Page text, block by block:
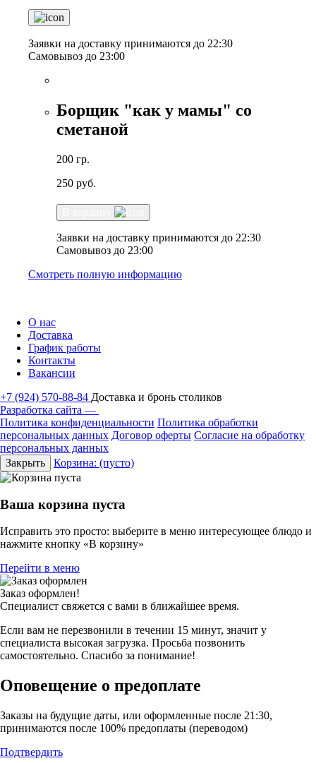
Заявки на доставку принимаются до 22:30
Самовывоз до 23:00
Борщик "как у мамы" со
сметаной
200 гр.
250 руб.
Заявки на доставку принимаются до 22:30
Самовывоз до 23:00
Смотреть полную информацию
О нас
Доставка
График работы
Контакты
Вакансии
+7 (924) 570-88-84 Доставка и бронь столиков
Разработка сайта —
Политика конфиденциальности Политика обработки
персональных данных Договор оферты Согласие на обработку
персональных данных
Закрыть
Корзина: (пусто)
Ваша корзина пуста
Исправить это просто: выберите в меню интересующее блюдо и
нажмите кнопку «В корзину»
Перейти в меню
Заказ оформлен!
Специалист свяжется с вами в ближайшее время.
Если вам не перезвонили в течении 15 минут, значит у
специалиста высокая загрузка. Просьба позвонить
самостоятельно. Спасибо за понимание!
Оповещение о предоплате
Заказы на будущие даты, или оформленные после 21:30,
принимаются после 100% предоплаты (переводом)
Подтвердить